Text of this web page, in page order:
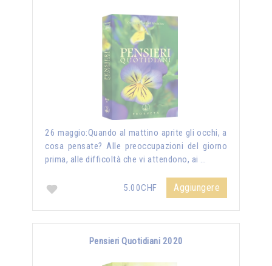
26 maggio:Quando al mattino aprite gli occhi, a
cosa pensate? Alle preoccupazioni del giorno
prima, alle difficoltà che vi attendono, ai …
5.00CHF Aggiungere
Pensieri Quotidiani 2020